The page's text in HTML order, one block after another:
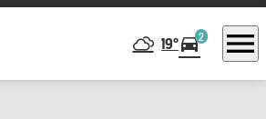
19°directions_car2 menu